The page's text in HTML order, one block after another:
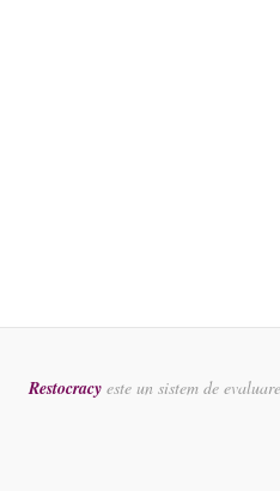
Restocracyeste un sistem de